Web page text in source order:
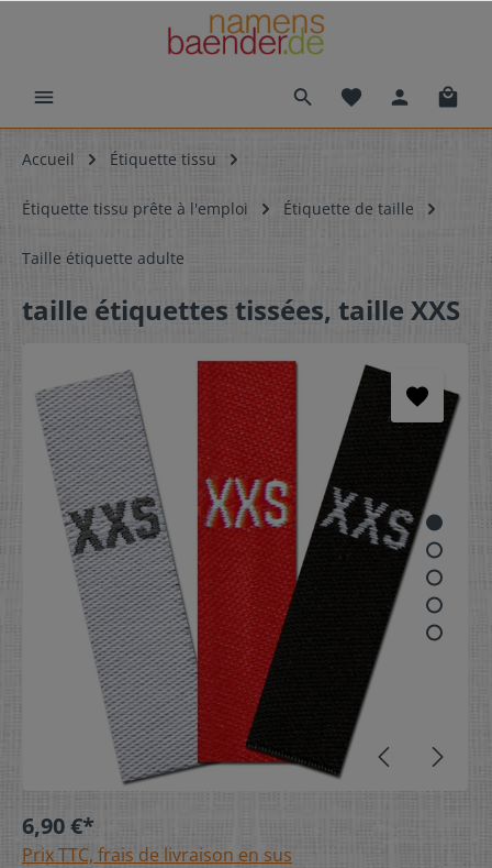
Accueil Étiquette tissu
Étiquette tissu prête à l'emploi Étiquette de taille
Taille étiquette adulte
taille étiquettes tissées, taille XXS
6,90 €*
Prix TTC, frais de livraison en sus